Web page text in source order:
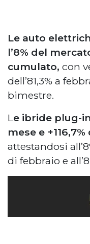
Le auto
l’8% del
cumulato, con
dell’81,3% a
bimestre.
Le ibride plug-
mese e
attestandosi
di febbraio e